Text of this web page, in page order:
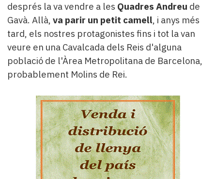
després la va vendre a les Quadres Andreu de
Gavà. Allà, va parir un petit camell, i anys més
tard, els nostres protagonistes fins i tot la van
veure en una Cavalcada dels Reis d'alguna
població de l'Àrea Metropolitana de Barcelona,
probablement Molins de Rei.